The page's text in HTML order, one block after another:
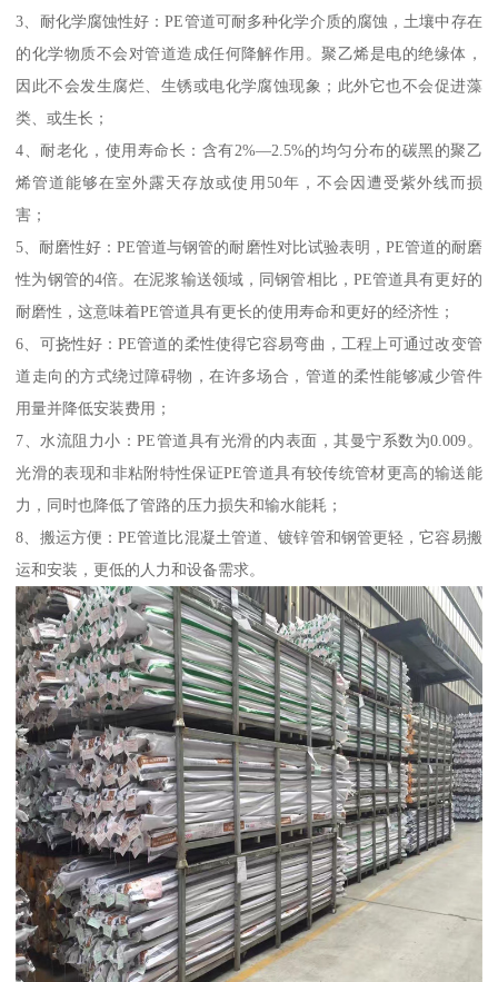
3、耐化学腐蚀性好：PE管道可耐多种化学介质的腐蚀，土壤中存在
的化学物质不会对管道造成任何降解作用。聚乙烯是电的绝缘体，
因此不会发生腐烂、生锈或电化学腐蚀现象；此外它也不会促进藻
类、或生长；
4、耐老化，使用寿命长：含有2%—2.5%的均匀分布的碳黑的聚乙
烯管道能够在室外露天存放或使用50年，不会因遭受紫外线而损
害；
5、耐磨性好：PE管道与钢管的耐磨性对比试验表明，PE管道的耐磨
性为钢管的4倍。在泥浆输送领域，同钢管相比，PE管道具有更好的
耐磨性，这意味着PE管道具有更长的使用寿命和更好的经济性；
6、可挠性好：PE管道的柔性使得它容易弯曲，工程上可通过改变管
道走向的方式绕过障碍物，在许多场合，管道的柔性能够减少管件
用量并降低安装费用；
7、水流阻力小：PE管道具有光滑的内表面，其曼宁系数为0.009。
光滑的表现和非粘附特性保证PE管道具有较传统管材更高的输送能
力，同时也降低了管路的压力损失和输水能耗；
8、搬运方便：PE管道比混凝土管道、镀锌管和钢管更轻，它容易搬
运和安装，更低的人力和设备需求。